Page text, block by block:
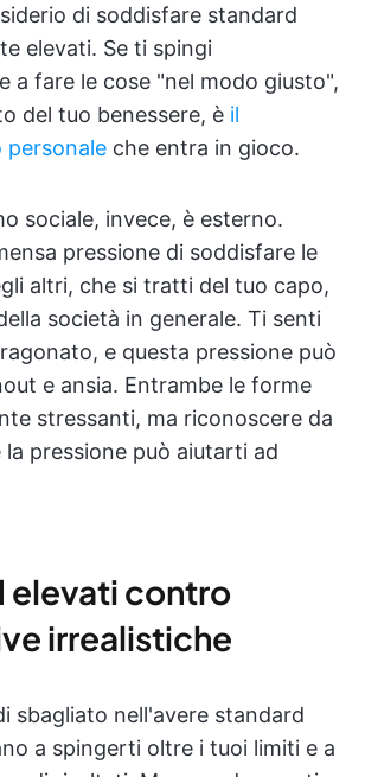
di soddisfare standard
elevati. Se ti spingi
a fare le cose "nel modo giusto",
del tuo benessere, è il
personale che entra in gioco.
sociale, invece, è esterno.
pressione di soddisfare le
altri, che si tratti del tuo capo,
società in generale. Ti senti
e questa pressione può
e ansia. Entrambe le forme
stressanti, ma riconoscere da
pressione può aiutarti ad
elevati contro
irrealistiche
sbagliato nell'avere standard
a spingerti oltre i tuoi limiti e a